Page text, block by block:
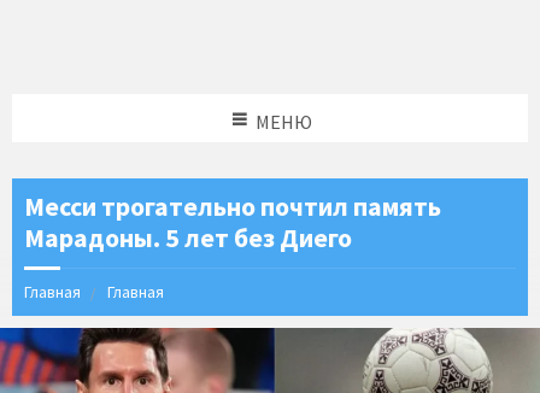
МЕНЮ
Месси трогательно почтил память
Марадоны. 5 лет без Диего
Главная Главная